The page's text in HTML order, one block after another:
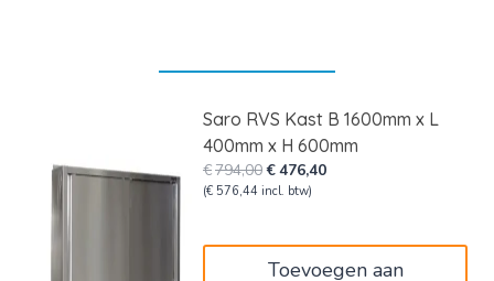
Saro RVS Kast B 1600mm x L
400mm x H 600mm
€794,00Oorspronkelijke
prijs
€476,40Huidige
(€ 576,44 incl. btw)
Toevoegen aan